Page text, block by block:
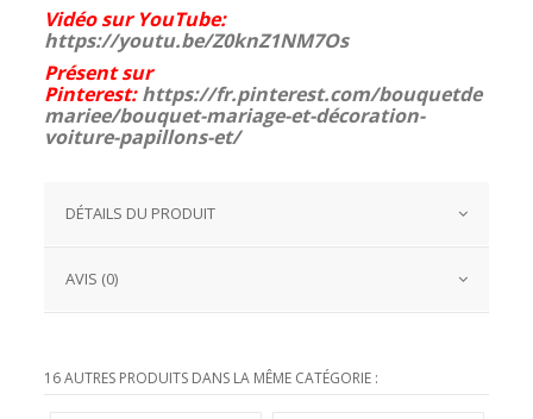
Vidéo sur YouTube:
https://youtu.be/Z0knZ1NM7Os
Présent sur
Pinterest:https://fr.pinterest.com/bouquetde
mariee/bouquet-mariage-et-décoration-
voiture-papillons-et/
DÉTAILS DU PRODUIT
AVIS (0)
16 AUTRES PRODUITS DANS LA MÊME CATÉGORIE :